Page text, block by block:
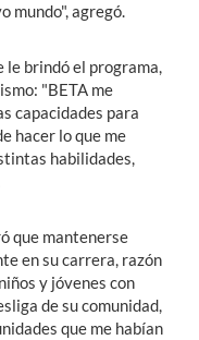
mundo", agregó.
le brindó el programa,
"BETA me
capacidades para
hacer lo que me
habilidades,
que mantenerse
en su carrera, razón
y jóvenes con
de su comunidad,
que me habían